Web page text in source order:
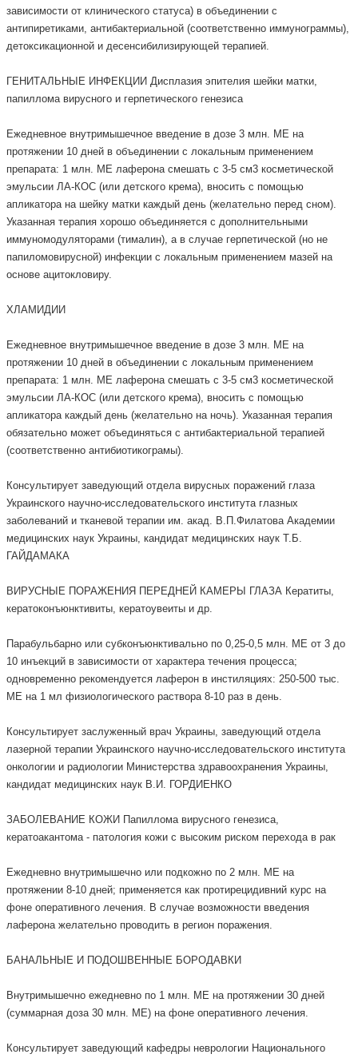
зависимости от клинического статуса) в объединении с
антипиретиками, антибактериальной (соответственно иммунограммы),
детоксикационной и десенсибилизирующей терапией.
ГЕНИТАЛЬНЫЕ ИНФЕКЦИИ Дисплазия эпителия шейки матки,
папиллома вирусного и герпетического генезиса
Ежедневное внутримышечное введение в дозе 3 млн. МЕ на
протяжении 10 дней в объединении с локальным применением
препарата: 1 млн. МЕ лаферона смешать с 3-5 см3 косметической
эмульсии ЛА-КОС (или детского крема), вносить с помощью
апликатора на шейку матки каждый день (желательно перед сном).
Указанная терапия хорошо объединяется с дополнительными
иммуномодуляторами (тималин), а в случае герпетической (но не
папиломовирусной) инфекции с локальным применением мазей на
основе ацитокловиру.
ХЛАМИДИИ
Ежедневное внутримышечное введение в дозе 3 млн. МЕ на
протяжении 10 дней в объединении с локальным применением
препарата: 1 млн. МЕ лаферона смешать с 3-5 см3 косметической
эмульсии ЛА-КОС (или детского крема), вносить с помощью
апликатора каждый день (желательно на ночь). Указанная терапия
обязательно может объединяться с антибактериальной терапией
(соответственно антибиотикограмы).
Консультирует заведующий отдела вирусных поражений глаза
Украинского научно-исследовательского института глазных
заболеваний и тканевой терапии им. акад. В.П.Филатова Академии
медицинских наук Украины, кандидат медицинских наук Т.Б.
ГАЙДАМАКА
ВИРУСНЫЕ ПОРАЖЕНИЯ ПЕРЕДНЕЙ КАМЕРЫ ГЛАЗА Кератиты,
кератоконъюнктивиты, кератоувеиты и др.
Парабульбарно или субконъюнктивально по 0,25-0,5 млн. МЕ от 3 до
10 инъекций в зависимости от характера течения процесса;
одновременно рекомендуется лаферон в инстиляциях: 250-500 тыс.
МЕ на 1 мл физиологического раствора 8-10 раз в день.
Консультирует заслуженный врач Украины, заведующий отдела
лазерной терапии Украинского научно-исследовательского института
онкологии и радиологии Министерства здравоохранения Украины,
кандидат медицинских наук В.И. ГОРДИЕНКО
ЗАБОЛЕВАНИЕ КОЖИ Папиллома вирусного генезиса,
кератоакантома - патология кожи с высоким риском перехода в рак
Ежедневно внутримышечно или подкожно по 2 млн. МЕ на
протяжении 8-10 дней; применяется как протирецидивний курс на
фоне оперативного лечения. В случае возможности введения
лаферона желательно проводить в регион поражения.
БАНАЛЬНЫЕ И ПОДОШВЕННЫЕ БОРОДАВКИ
Внутримышечно ежедневно по 1 млн. МЕ на протяжении 30 дней
(суммарная доза 30 млн. МЕ) на фоне оперативного лечения.
Консультирует заведующий кафедры неврологии Национального